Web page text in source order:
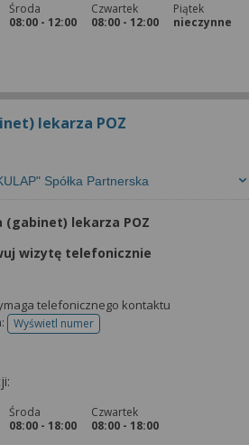
Środa
08:00 - 12:00
Czwartek
08:00 - 12:00
Piątek
nieczynne
lekarza POZ
Spółka Partnerska
(gabinet) lekarza POZ
wizytę telefonicznie
telefonicznego kontaktu
Wyświetl numertelefonu do rejestracji
Środa
08:00 - 18:00
Czwartek
08:00 - 18:00